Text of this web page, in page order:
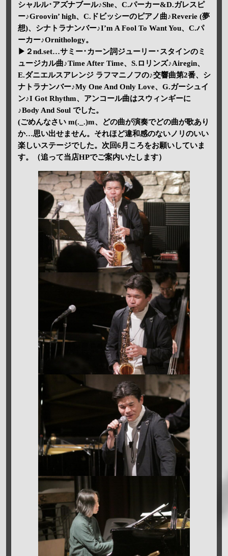
シャルル･アズナブール♪She、C.パーカー&D.ガレスピ
ー♪Groovin’ high、C.ドビッシーのピアノ曲♪Reverie (夢
想)、シナトラナンバー♪I’m A Fool To Want You、C.パ
ーカー♪Ornithology。
▶２nd.set…サミー･カーン詞ジューリー･スタインのミ
ュージカル曲♪Time After Time、S.ロリンズ♪Airegin、
E.ダニエルスアレンジ ラフマニノフの♪交響曲第2番、シ
ナトラナンバー♪My One And Only Love、G.ガーシュイ
ン♪I Got Rhythm、アンコール曲はスウィンギーに
♪Body And Soul でした。
(ごめんなさい m(._.)m、どの曲が演奏でどの曲が歌あり
か…思い出せません。それほど違和感のないノリのいい
楽しいステージでした。次回6月ころをお願いしていま
す。（追って当店HPでご案内いたします）